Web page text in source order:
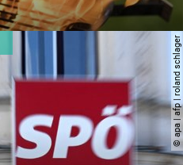
© apa | afp | roland schlager